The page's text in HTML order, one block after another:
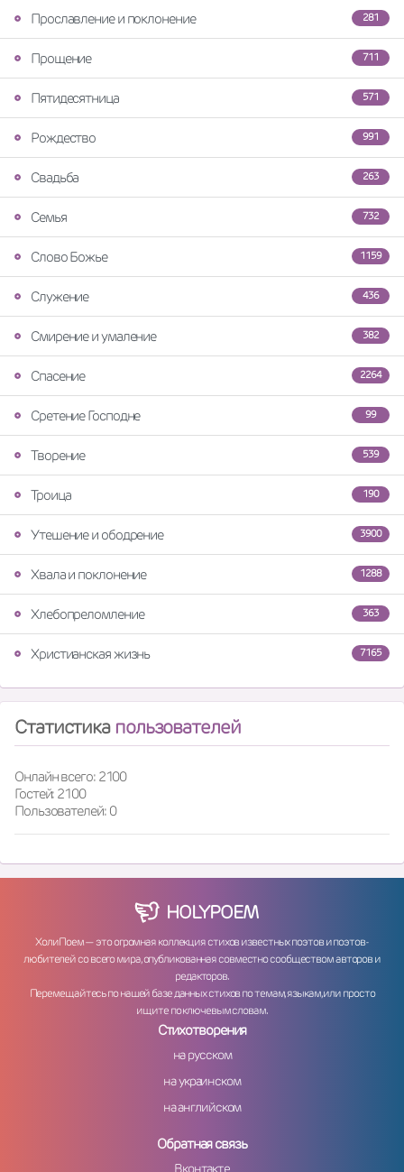
281
Прославление и поклонение
711
Прощение
571
Пятидесятница
991
Рождество
263
Свадьба
732
Семья
1159
Слово Божье
436
Служение
382
Смирение и умаление
2264
Спасение
99
Сретение Господне
539
Творение
190
Троица
3900
Утешение и ободрение
1288
Хвала и поклонение
363
Хлебопреломление
7165
Христианская жизнь
Статистика пользователей
Онлайн всего: 2100
Гостей: 2100
Пользователей: 0
HOLYPOEM
ХолиПоем — это огромная коллекция стихов известных поэтов и поэтов-
любителей со всего мира, опубликованная совместно сообществом авторов и
редакторов.
Перемещайтесь по нашей базе данных стихов по темам, языкам, или просто
ищите по ключевым словам.
Стихотворения
на русском
на украинском
на английском
Обратная связь
Вконтакте